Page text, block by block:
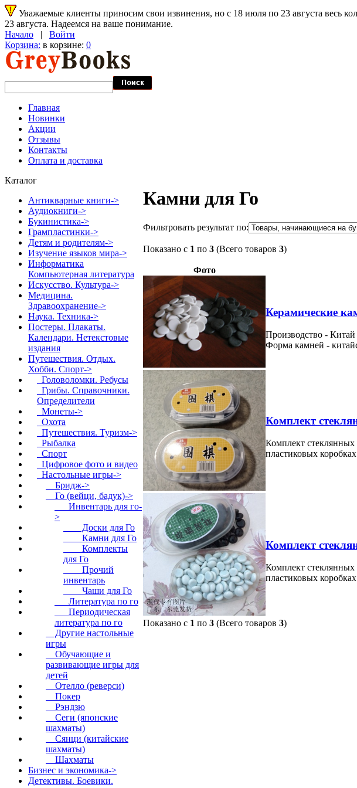
Уважаемые клиенты приносим свои извинения, но с 18 июля по 23 августа весь
23 августа. Надеемся на ваше понимание.
Начало | Войти
Корзина: в корзине: 0
Главная
Новинки
Акции
Отзывы
Контакты
Оплата и доставка
Каталог
Антикварные книги->
Аудиокниги->
Букинистика->
Грампластинки->
Детям и родителям->
Изучение языков мира->
Информатика
Компьютерная литература
Искусство. Культура->
Медицина.
Здравоохранение->
Наука. Техника->
Постеры. Плакаты.
Календари. Нетекстовые
издания
Путешествия. Отдых.
Хобби. Спорт->
Головоломки. Ребусы
Грибы. Справочники.
Определители
Монеты->
Охота
Путешествия. Туризм->
Рыбалка
Спорт
Цифровое фото и видео
Настольные игры->
Бридж->
Го (вейци, бадук)->
Инвентарь для го-
>
Доски для Го
Камни для Го
Комплекты
для Го
Прочий
инвентарь
Чаши для Го
Литература по го
Периодическая
литература по го
Другие настольные
игры
Обучающие и
развивающие игры для
детей
Отелло (реверси)
Покер
Рэндзю
Сеги (японские
шахматы)
Сянци (китайские
шахматы)
Шахматы
Бизнес и экономика->
Детективы. Боевики.
Камни для Го
Фильтровать результат по:
Показано с 1 по 3 (Всего товаров 3)
Фото
Керамические
Производство -
Форма камней -
Комплект
Комплект
пластиковых
Комплект
Комплект
пластиковых
Показано с 1 по 3 (Всего товаров 3)